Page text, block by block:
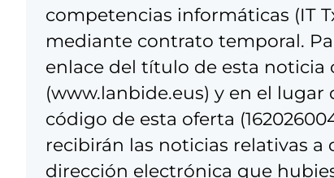
competencias informáticas (IT
mediante contrato temporal.
enlace del título de esta noticia
(www.lanbide.eus) y en el
código de esta oferta
recibirán las noticias relativas a
dirección electrónica que